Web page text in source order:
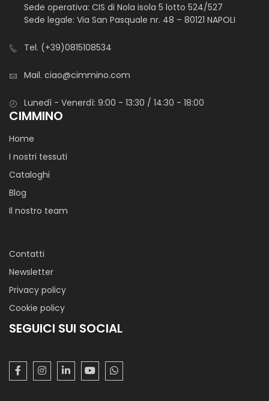
Sede operativa: CIS di Nola isola 5 lotto 524/527
Sede legale: Via San Pasquale nr. 48 – 80121 NAPOLI
Tel. (+39)0815108534
Mail. ciao@cimmino.com
Lunedì - Venerdì: 9:00 - 13:30 / 14:30 - 18:00
CIMMINO
Home
I nostri tessuti
Cataloghi
Blog
Il nostro team
Contatti
Newsletter
Privacy policy
Cookie policy
SEGUICI SUI SOCIAL